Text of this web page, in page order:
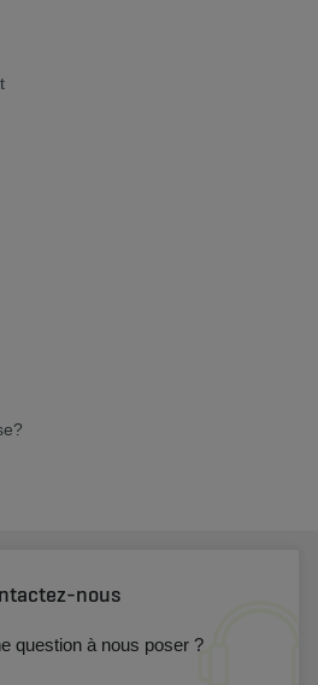
nous
question à nous poser ?